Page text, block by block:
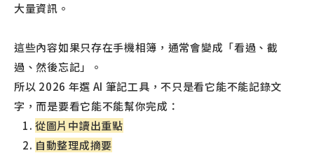
大量資訊。
這些內容如果只存在手機相簿，通常會變成「看過、截
過、然後忘記」。
所以 2026 年選 AI 筆記工具，不只是看它能不能記錄文
字，而是要看它能不能幫你完成：
從圖片中讀出重點
自動整理成摘要